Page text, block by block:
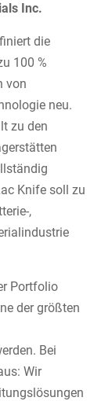
Inc.
die
100 %
von
neu.
zu den
Knife soll zu
,
Portfolio
der größten
Bei
Wir